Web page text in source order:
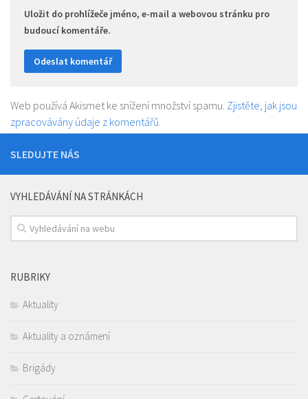
Uložit do prohlížeče jméno, e-mail a webovou stránku pro
budoucí komentáře.
Web používá Akismet ke snížení množství spamu. Zjistěte, jak jsou
zpracovávány údaje z komentářů.
SLEDUJTE NÁS
VYHLEDÁVÁNÍ NA STRÁNKÁCH
RUBRIKY
Aktuality
Aktuality a oznámení
Brigády